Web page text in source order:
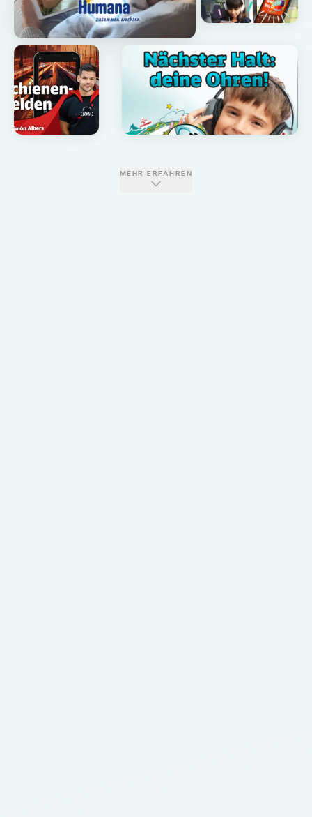
MEHR ERFAHREN